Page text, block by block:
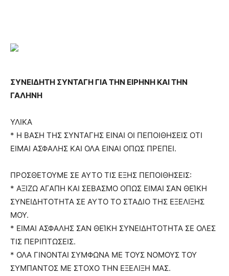
ΣΥΝΕΙΔΗΤΗ ΣΥΝΤΑΓΗ ΓΙΑ ΤΗΝ ΕΙΡΗΝΗ ΚΑΙ ΤΗΝ
ΓΑΛΗΝΗ
ΥΛΙΚΑ
* Η ΒΑΣΗ ΤΗΣ ΣΥΝΤΑΓΗΣ ΕΙΝΑΙ ΟΙ ΠΕΠΟΙΘΗΣΕΙΣ ΟΤΙ
ΕΙΜΑΙ ΑΣΦΑΛΗΣ ΚΑΙ ΟΛΑ ΕΙΝΑΙ ΟΠΩΣ ΠΡΕΠΕΙ.
ΠΡΟΣΘΕΤΟΥΜΕ ΣΕ ΑΥΤΟ ΤΙΣ ΕΞΗΣ ΠΕΠΟΙΘΗΣΕΙΣ:
* ΑΞΙΖΩ ΑΓΑΠΗ ΚΑΙ ΣΕΒΑΣΜΟ ΟΠΩΣ ΕΙΜΑΙ ΣΑΝ ΘΕΊΚΗ
ΣΥΝΕΙΔΗΤΟΤΗΤΑ ΣΕ ΑΥΤΟ ΤΟ ΣΤΑΔΙΟ ΤΗΣ ΕΞΕΛΙΞΗΣ
ΜΟΥ.
* ΕΙΜΑΙ ΑΣΦΑΛΗΣ ΣΑΝ ΘΕΊΚΗ ΣΥΝΕΙΔΗΤΟΤΗΤΑ ΣΕ ΟΛΕΣ
ΤΙΣ ΠΕΡΙΠΤΩΣΕΙΣ.
* ΟΛΑ ΓΙΝΟΝΤΑΙ ΣΥΜΦΩΝΑ ΜΕ ΤΟΥΣ ΝΟΜΟΥΣ ΤΟΥ
ΣΥΜΠΑΝΤΟΣ ΜΕ ΣΤΟΧΟ ΤΗΝ ΕΞΕΛΙΞΗ ΜΑΣ.